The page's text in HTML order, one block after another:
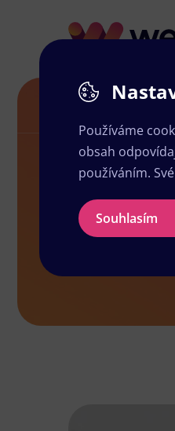
Návrh
Používáme
obsah
používáním.
Souhlasím